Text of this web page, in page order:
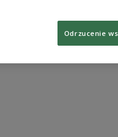
Odrzucenie